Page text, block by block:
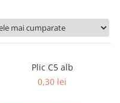
Plic C5 alb
0,30 lei